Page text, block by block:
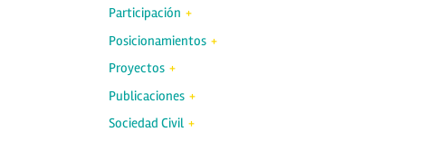
Participación
Posicionamientos
Proyectos
Publicaciones
Sociedad Civil